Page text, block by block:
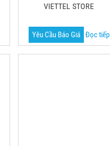
VIETTEL STORE
Yêu Cầu Báo Giá Đọc tiếp